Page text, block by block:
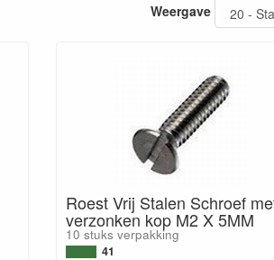
Weergave
Roest Vrij Stalen Schroef
verzonken kop M2 X 5MM
10 stuks verpakking
41